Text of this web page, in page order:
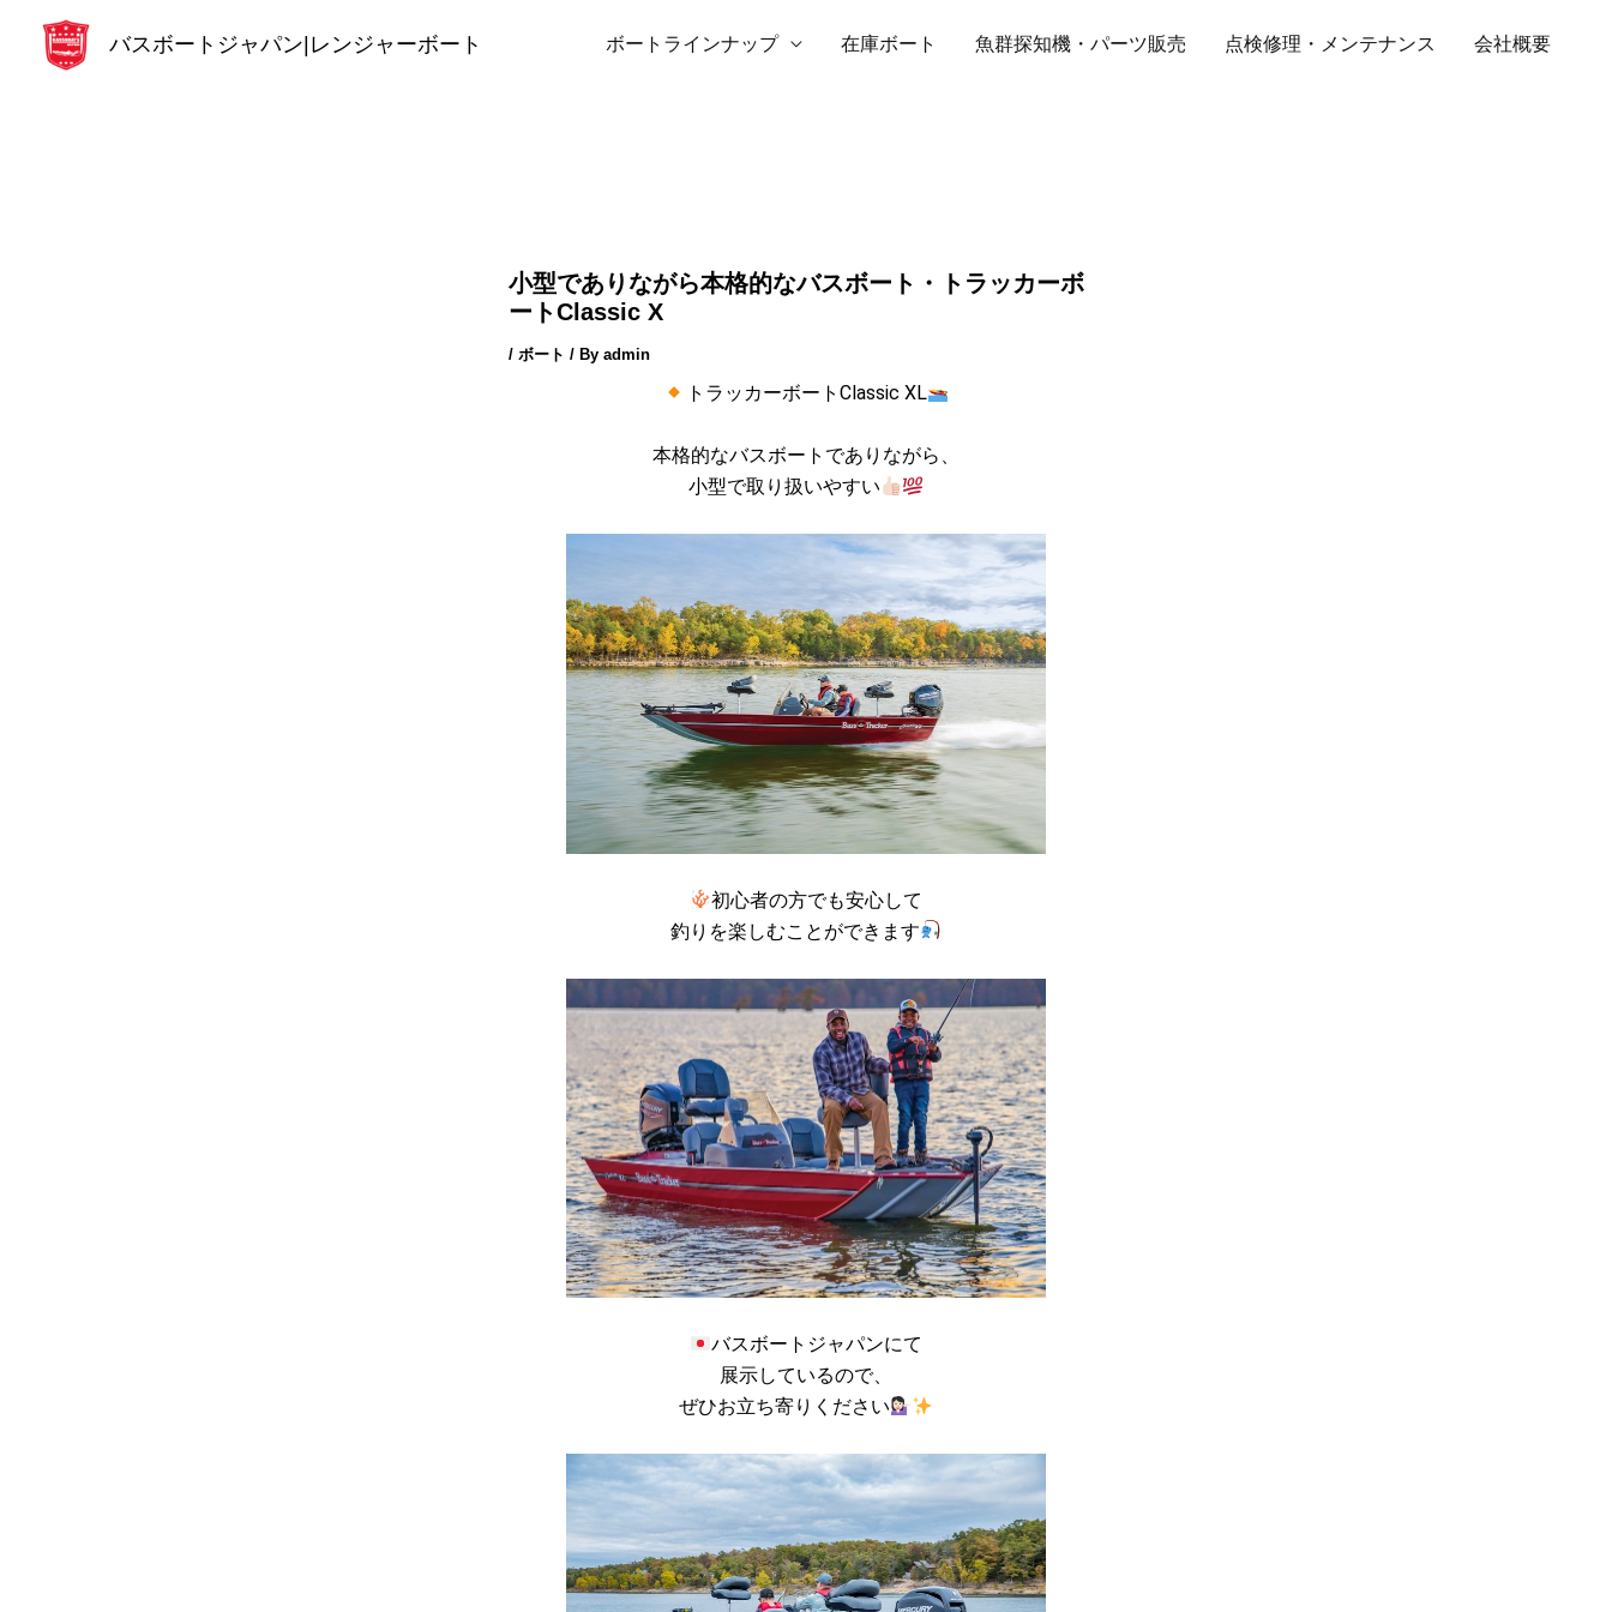
バスボートジャパン|レンジャーボート ボートラインナップ 在庫ボート 魚群探知機・パーツ販売 点検修理・メンテナンス 会社概要
小型でありながら本格的なバスボート・トラッカーボ
ートClassic X
/ ボート / By admin
トラッカーボートClassic XL
本格的なバスボートでありながら、
小型で取り扱いやすい
初心者の方でも安心して
釣りを楽しむことができます
バスボートジャパンにて
展示しているので、
ぜひお立ち寄りください